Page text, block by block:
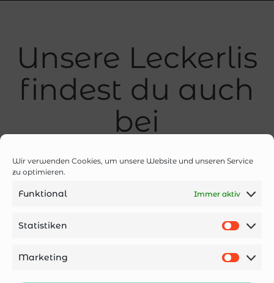
Wir verwenden Cookies, um unsere Website und unseren Service
zu optimieren.
Funktional Immer aktiv
Statistiken
Marketing
Unsere Leckerlis
findest du auch
bei
ausgewählten
Partnern